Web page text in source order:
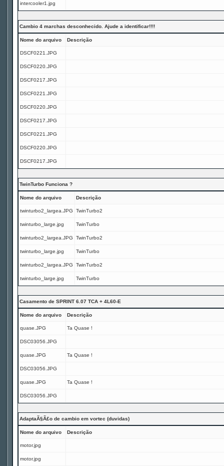
intercooler1.jpg
Cambio 4 marchas desconhecido. Ajude a identificar!!!!
Nome do arquivo Descrição
DSCF0221.JPG
DSCF0220.JPG
DSCF0217.JPG
DSCF0221.JPG
DSCF0220.JPG
DSCF0217.JPG
DSCF0221.JPG
DSCF0220.JPG
DSCF0217.JPG
TwinTurbo Funciona ?
Nome do arquivo Descrição
twinturbo2_largea.JPG TwinTurbo2
twinturbo_large.jpg TwinTurbo
twinturbo2_largea.JPG TwinTurbo2
twinturbo_large.jpg TwinTurbo
twinturbo2_largea.JPG TwinTurbo2
twinturbo_large.jpg TwinTurbo
Casamento de SPRINT 6.07 TCA + 4L60-E
Nome do arquivo Descrição
quase.JPG Ta Quase !
DSC03056.JPG
quase.JPG Ta Quase !
DSC03056.JPG
quase.JPG Ta Quase !
DSC03056.JPG
AdaptaÃ§Ã£o de cambio em vortec (duvidas)
Nome do arquivo Descrição
motor.jpg
motor.jpg